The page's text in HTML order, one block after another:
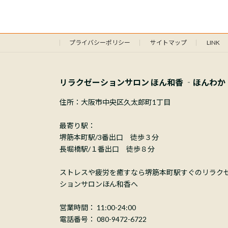
プライバシーポリシー サイトマップ LINK
リラクゼーションサロン ほん和香 ‐ほんわ
住所：大阪市中央区久太郎町1丁目
最寄り駅：
堺筋本町駅/3番出口 徒歩３分
長堀橋駅/１番出口 徒歩８分
ストレスや疲労を癒すなら堺筋本町駅すぐのリラク
ションサロンほん和香へ
営業時間： 11:00-24:00
電話番号： 080-9472-6722